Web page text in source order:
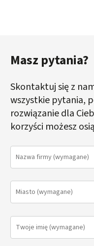
Masz pytania?
Skontaktuj się z
wszystkie pytania,
rozwiązanie dla
korzyści możesz